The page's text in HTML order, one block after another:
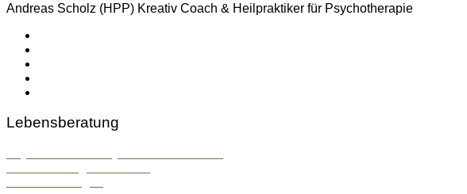
Andreas Scholz (HPP) Kreativ Coach & Heilpraktiker für Psychotherapie
Lebensberatung